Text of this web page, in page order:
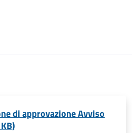
di approvazione Avviso